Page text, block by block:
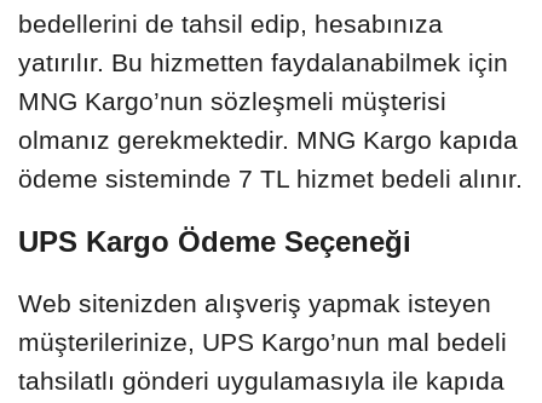
bedellerini de tahsil edip, hesabınıza
yatırılır. Bu hizmetten faydalanabilmek için
MNG Kargo’nun sözleşmeli müşterisi
olmanız gerekmektedir. MNG Kargo kapıda
ödeme sisteminde 7 TL hizmet bedeli alınır.
UPS Kargo Ödeme Seçeneği
Web sitenizden alışveriş yapmak isteyen
müşterilerinize, UPS Kargo’nun mal bedeli
tahsilatlı gönderi uygulamasıyla ile kapıda